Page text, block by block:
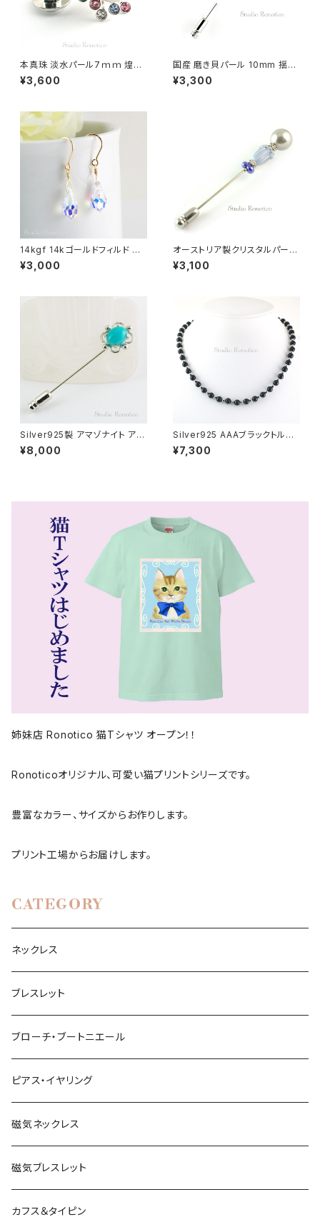
本真珠 淡水パール7ｍｍ 煌め
くブートニエール ピンブローチ
ラペルピン メンズ レディース s
¥3,600
国産 磨き貝パール 10mm 揺れ
る ピンブローチ ハットピン ラペ
ルピン ホワイト swb-14
¥3,300
14kgf 14kゴールドフィルド オ
ーストリア製クリスタル キラキラ
しずく ピアス pi-87ms
¥3,000
オーストリア製クリスタルパール
とチェコガラス チューリップ ラ
ペルピン スティックピン ブルー
¥3,100
Silver925製 アマゾナイト アン
ティーク風 ハットピン ピンブロ
ーチ ラペルピン br-70
¥8,000
Silver925 AAAブラックトルマ
リン 磁気ネックレス ユニセック
ス jnk-21
¥7,300
姉妹店 Ronotico 猫Tシャツ オープン！！
Ronoticoオリジナル、可愛い猫プリントシリーズです。
豊富なカラー、サイズからお作りします。
プリント工場からお届けします。
CATEGORY
ネックレス
ブレスレット
ブローチ・ブートニエール
ピアス・イヤリング
磁気ネックレス
磁気ブレスレット
カフス＆タイピン